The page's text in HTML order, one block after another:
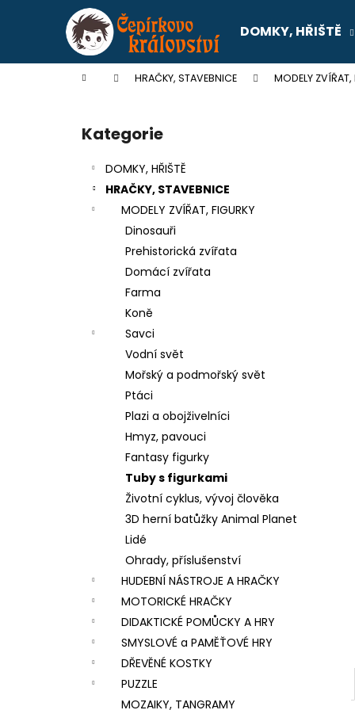
DOMKY, HŘIŠTĚ
Domů HRAČKY, STAVEBNICE MODELY ZVÍŘAT,
Přeskočit
kategorie
Kategorie
DOMKY, HŘIŠTĚ
HRAČKY, STAVEBNICE
MODELY ZVÍŘAT, FIGURKY
Dinosauři
Prehistorická zvířata
Domácí zvířata
Farma
Koně
Savci
Vodní svět
Mořský a podmořský svět
Ptáci
Plazi a obojživelníci
Hmyz, pavouci
Fantasy figurky
Tuby s figurkami
Životní cyklus, vývoj člověka
3D herní batůžky Animal Planet
Lidé
Ohrady, příslušenství
HUDEBNÍ NÁSTROJE A HRAČKY
MOTORICKÉ HRAČKY
DIDAKTICKÉ POMŮCKY A HRY
SMYSLOVÉ a PAMĚŤOVÉ HRY
DŘEVĚNÉ KOSTKY
PUZZLE
MOZAIKY, TANGRAMY
í
Zpět
do
Zpět
do
SENTOSPHERE SLIME - TOVÁRNA NA
VÝROBU SLIZŮ
606 Kč